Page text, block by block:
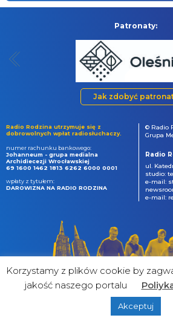
Patronaty:
Jak zdobyć
Radio Rodzina utrzymuje się z
dobrowolnych wpłat radiosłuchaczy.
numer rachunku bankowego:
Johanneum - grupa medialna
Archidiecezji Wrocławskiej
69 1600 1462 1813 6262 6000 0001
wpłaty z tytułem:
DAROWIZNA NA RADIO RODZINA
© Radio
Grupa
Radio
ul.
studio:
e-mail:
e-mail:
&
Korzystamy z plików cookie by
jakość naszego portalu
Akceptuj